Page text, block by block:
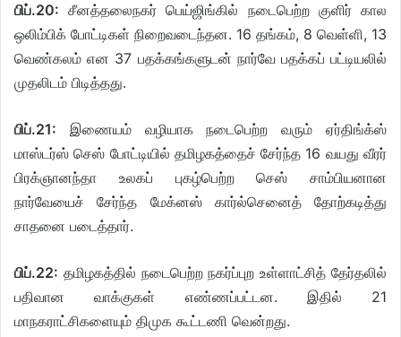
பிப்.20: சீனத்தலைநகர் பெய்ஜிங்கில் நடைபெற்ற குளிர் கால
ஒலிம்பிக் போட்டிகள் நிறைவடைந்தன. 16 தங்கம், 8 வெள்ளி, 13
வெண்கலம் என 37 பதக்கங்களுடன் நார்வே பதக்கப் பட்டியலில்
முதலிடம் பிடித்தது.
பிப்.21: இணையம் வழியாக நடைபெற்ற வரும் ஏர்திங்க்ஸ்
மாஸ்டர்ஸ் செஸ் போட்டியில் தமிழகத்தைச் சேர்ந்த 16 வயது வீரர்
பிரக்ஞானந்தா உலகப் புகழ்பெற்ற செஸ் சாம்பியனான
நார்வேயைச் சேர்ந்த மேக்னஸ் கார்ல்செனைத் தோற்கடித்து
சாதனை படைத்தார்.
பிப்.22: தமிழகத்தில் நடைபெற்ற நகர்ப்புற உள்ளாட்சித் தேர்தலில்
பதிவான வாக்குகள் எண்ணப்பட்டன. இதில் 21
மாநகராட்சிகளையும் திமுக கூட்டணி வென்றது.